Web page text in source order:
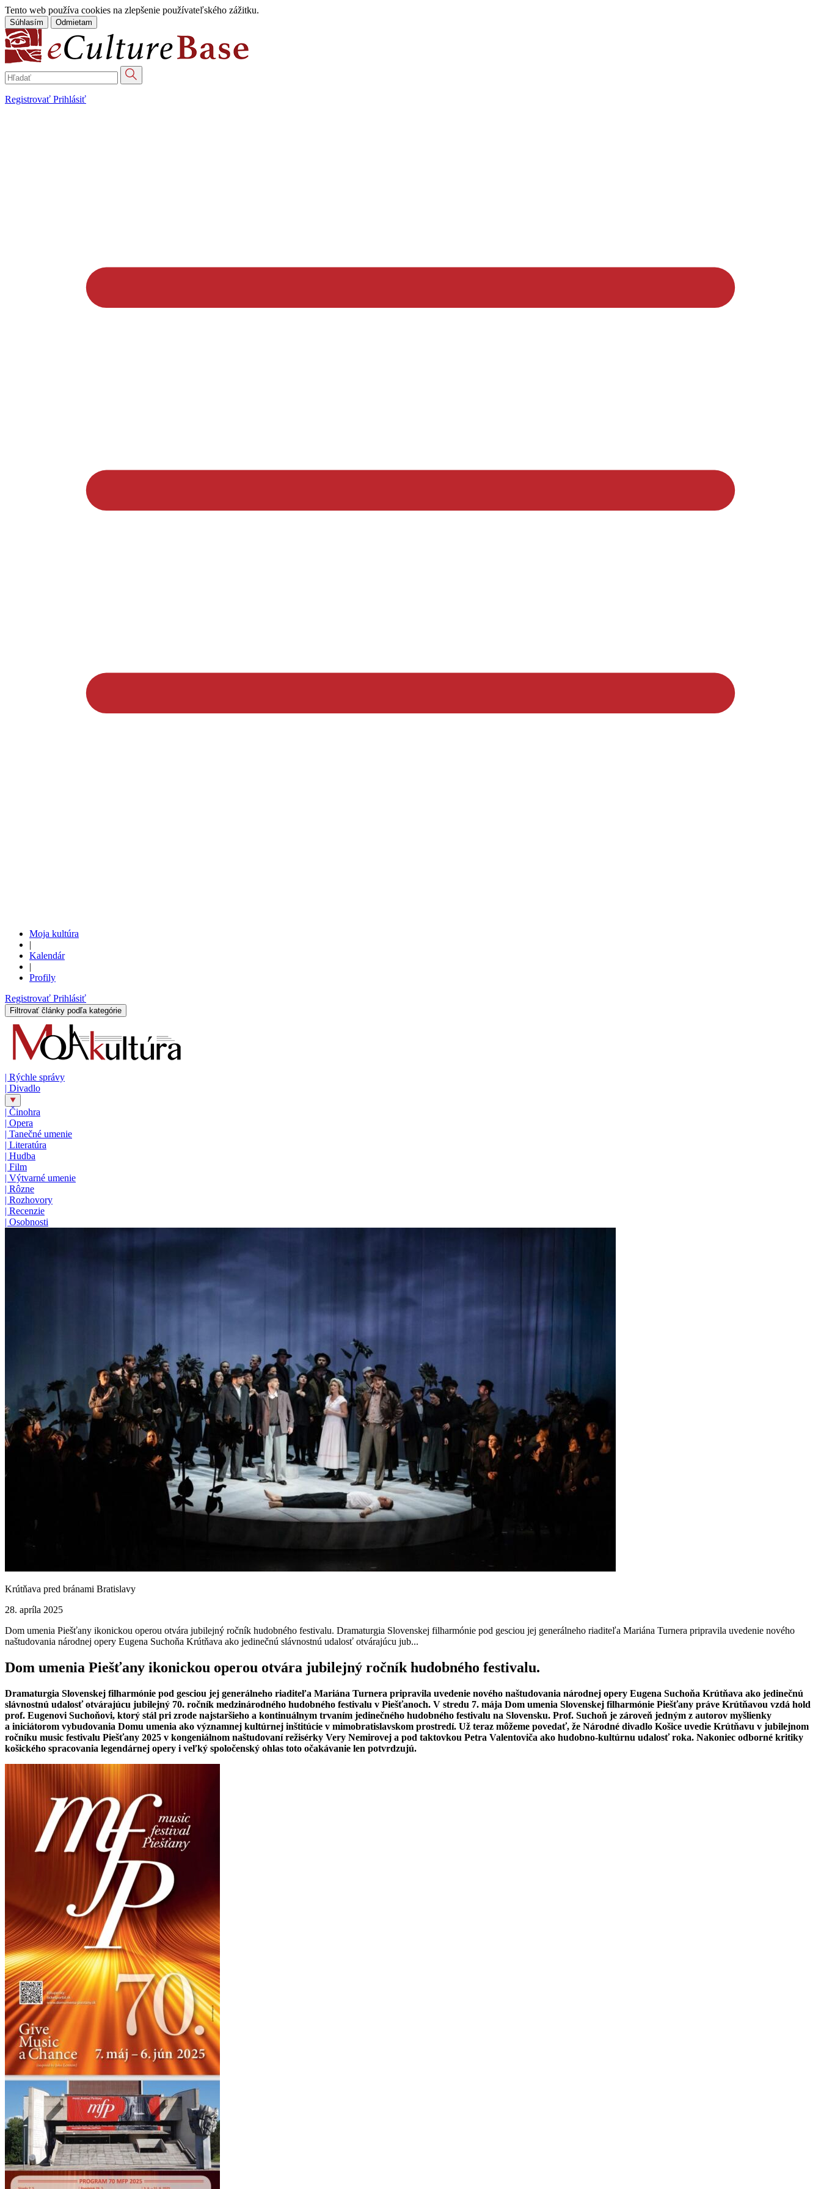
Tento web používa cookies na zlepšenie používateľského zážitku.
Súhlasím Odmietam
Registrovať Prihlásiť
Moja kultúra
|
Kalendár
|
Profily
Registrovať Prihlásiť
Filtrovať články podľa kategórie
| Rýchle správy
| Divadlo
| Činohra
| Opera
| Tanečné umenie
| Literatúra
| Hudba
| Film
| Výtvarné umenie
| Rôzne
| Rozhovory
| Recenzie
| Osobnosti
Krútňava pred bránami Bratislavy
28. apríla 2025
Dom umenia Piešťany ikonickou operou otvára jubilejný ročník hudobného festivalu. Dramaturgia Slovenskej filharmónie pod gesciou jej generálneho riaditeľa Mariána Turnera pripravila uvedenie nového
naštudovania národnej opery Eugena Suchoňa Krútňava ako jedinečnú slávnostnú udalosť otvárajúcu jub...
Dom umenia Piešťany ikonickou operou otvára jubilejný ročník hudobného festivalu.
Dramaturgia Slovenskej filharmónie pod gesciou jej generálneho riaditeľa Mariána Turnera pripravila uvedenie nového naštudovania národnej opery Eugena Suchoňa Krútňava ako jedinečnú
slávnostnú udalosť otvárajúcu jubilejný 70. ročník medzinárodného hudobného festivalu v Piešťanoch. V stredu 7. mája Dom umenia Slovenskej filharmónie Piešťany práve Krútňavou vzdá hold
prof. Eugenovi Suchoňovi, ktorý stál pri zrode najstaršieho a kontinuálnym trvaním jedinečného hudobného festivalu na Slovensku. Prof. Suchoň je zároveň jedným z autorov myšlienky
a iniciátorom vybudovania Domu umenia ako významnej kultúrnej inštitúcie v mimobratislavskom prostredí. Už teraz môžeme povedať, že Národné divadlo Košice uvedie Krútňavu v jubilejnom
ročníku music festivalu Piešťany 2025 v kongeniálnom naštudovaní režisérky Very Nemirovej a pod taktovkou Petra Valentoviča ako hudobno-kultúrnu udalosť roka. Nakoniec odborné kritiky
košického spracovania legendárnej opery i veľký spoločenský ohlas toto očakávanie len potvrdzujú.